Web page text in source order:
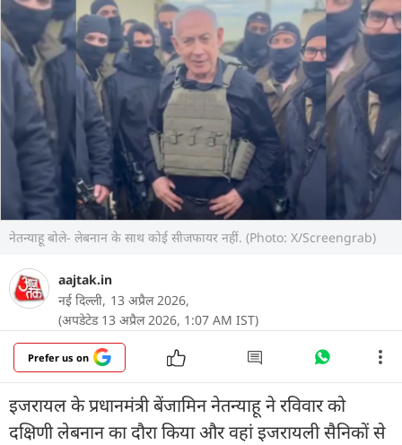
नेतन्याहू बोले- लेबनान के साथ कोई सीजफायर नहीं. (Photo: X/Screengrab)
aajtak.in
नई दिल्ली, 13 अप्रैल 2026,
(अपडेटेड 13 अप्रैल 2026, 1:07 AM IST)
Prefer us on
इजरायल के प्रधानमंत्री बेंजामिन नेतन्याहू ने रविवार को
दक्षिणी लेबनान का दौरा किया और वहां इजरायली सैनिकों से